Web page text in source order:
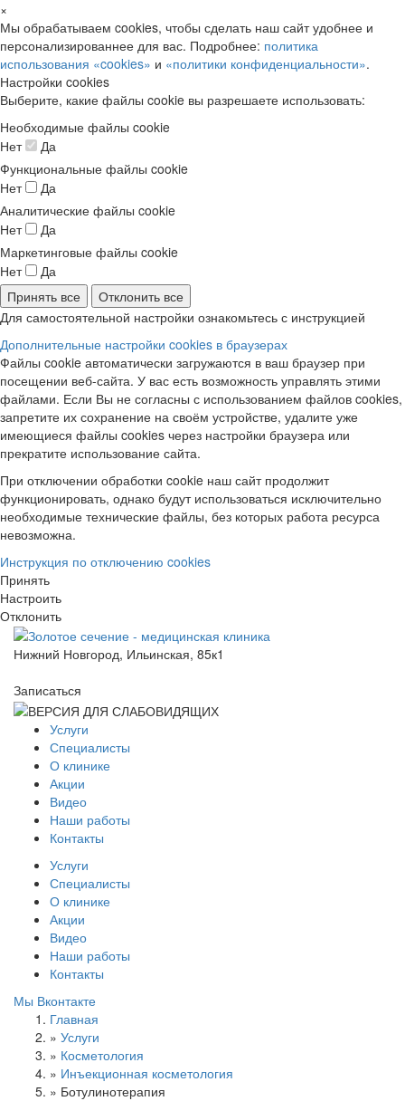
×
Мы обрабатываем cookies, чтобы сделать наш сайт удобнее и
персонализированнее для вас. Подробнее: политика
использования «cookies» и «политики конфиденциальности».
Настройки cookies
Выберите, какие файлы cookie вы разрешаете использовать:
Необходимые файлы cookie
Нет
Да
Функциональные файлы cookie
Нет
Да
Аналитические файлы cookie
Нет
Да
Маркетинговые файлы cookie
Нет
Да
Принять все
Отклонить все
Для самостоятельной настройки ознакомьтесь с инструкцией
Дополнительные настройки cookies в браузерах
Файлы cookie автоматически загружаются в ваш браузер при
посещении веб-сайта. У вас есть возможность управлять этими
файлами. Если Вы не согласны с использованием файлов cookies,
запретите их сохранение на своём устройстве, удалите уже
имеющиеся файлы cookies через настройки браузера или
прекратите использование сайта.
При отключении обработки cookie наш сайт продолжит
функционировать, однако будут использоваться исключительно
необходимые технические файлы, без которых работа ресурса
невозможна.
Инструкция по отключению cookies
Принять
Настроить
Отклонить
Нижний Новгород, Ильинская, 85к1
Записаться
Услуги
Специалисты
О клинике
Акции
Видео
Наши работы
Контакты
Услуги
Специалисты
О клинике
Акции
Видео
Наши работы
Контакты
Мы Вконтакте
Главная
» Услуги
» Косметология
» Инъекционная косметология
» Ботулинотерапия